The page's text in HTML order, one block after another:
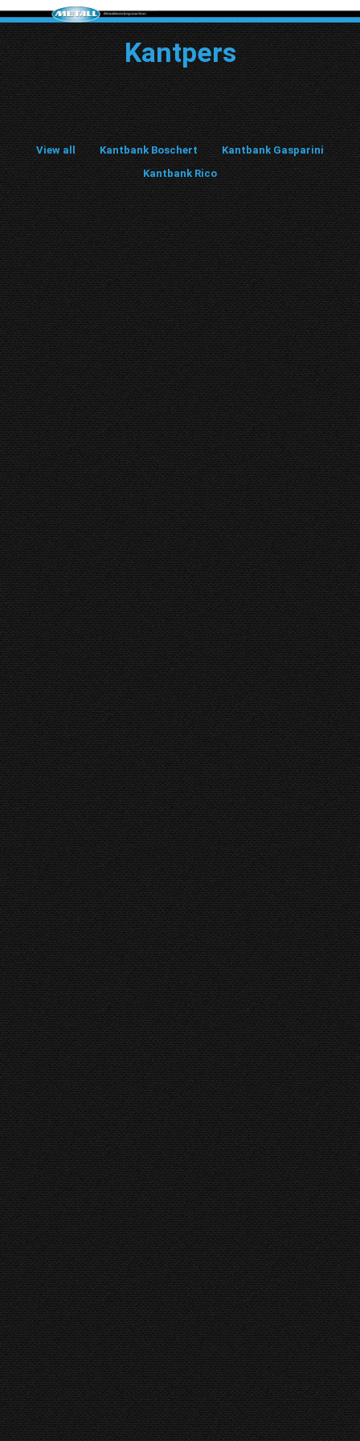
Kantpers
View all Kantbank Boschert
Kantbank Gasparini
Kantbank Rico
Hydraulic Press Brake Profi FUN
28/1000 CNC
Boschert ,Kantbank Boschert , Kantpers
Hydraulic Press Brake Profi 56 CNC
Boschert,Kantbank Boschert , Kantpers
Hydraulic Press Brake Profi 28 CNC
Boschert , Kantbank Boschert, Kantpers
X-Press
Gasparini,Kantbank Gasparini
RICO PRCN
Kantbank Rico ,RICO